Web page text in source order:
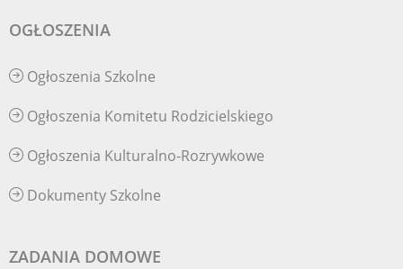
OGŁOSZENIA
Ogłoszenia Szkolne
Ogłoszenia Komitetu Rodzicielskiego
Ogłoszenia Kulturalno-Rozrywkowe
Dokumenty Szkolne
ZADANIA DOMOWE